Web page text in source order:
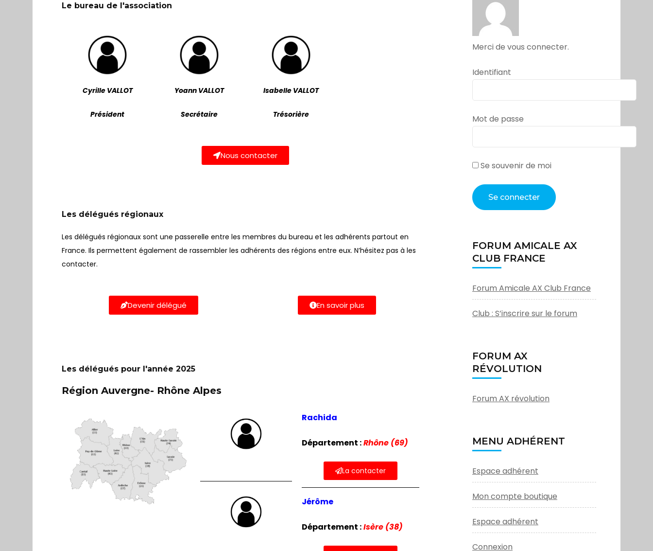
Le bureau de l'association
Cyrille VALLOT
Président
Yoann VALLOT
Secrétaire
Isabelle VALLOT
Trésorière
Nous contacter
Les délégués régionaux
Les délégués régionaux sont une passerelle entre les membres du bureau et les adhérents partout en
France. Ils permettent également de rassembler les adhérents des régions entre eux. N’hésitez pas à les
contacter.
Devenir délégué En savoir plus
Les délégués pour l'année 2025
Région Auvergne- Rhône Alpes
Rachida
Département :Rhône (69)
La contacter
Jérôme
Département :Isère (38)
Merci de vous connecter.
Identifiant
Mot de passe
Se souvenir de moi
FORUM AMICALE AX
CLUB FRANCE
Forum Amicale AX Club France
Club : S’inscrire sur le forum
FORUM AX
RÉVOLUTION
Forum AX révolution
MENU ADHÉRENT
Espace adhérent
Mon compte boutique
Espace adhérent
Connexion